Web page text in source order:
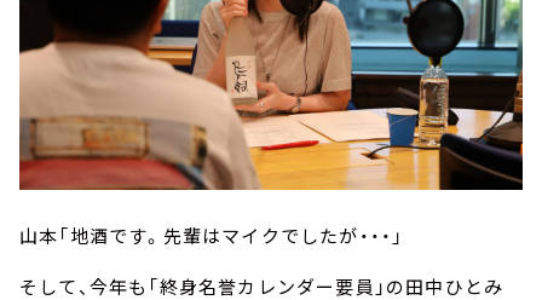
山本「地酒です。先輩はマイクでしたが・・・」
そして、今年も「終身名誉カレンダー要員」の田中ひとみ